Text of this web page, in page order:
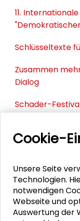
11.
Schlüsseltexte
Zusammen
Dialog
Schader-
PERSONEN IM
Trauer um
Cookie-
Unsere Seite
Technologien.
notwendigen
Webseite und
Auswertung der